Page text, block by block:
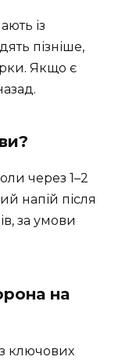
із
пізніше,
Якщо є
через 1–2
напій після
за умови
на
ключових